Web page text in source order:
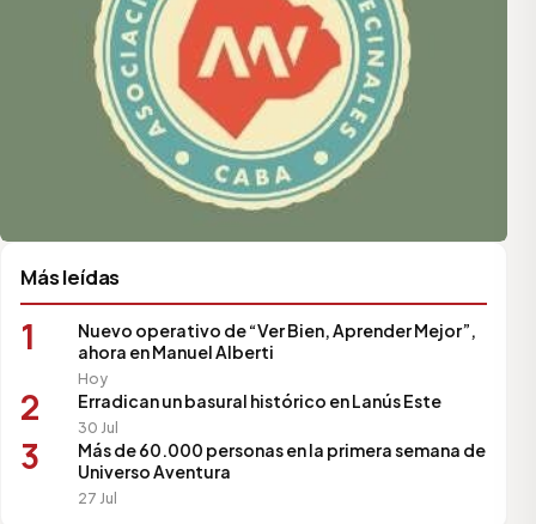
Más leídas
1
Nuevo operativo de “Ver Bien, Aprender Mejor”,
ahora en Manuel Alberti
Hoy
2 Erradican un basural histórico en Lanús Este
30 Jul
3
Más de 60.000 personas en la primera semana de
Universo Aventura
27 Jul